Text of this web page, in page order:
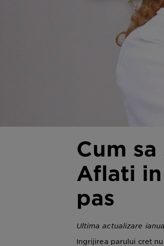
Cum
Aflati
pas
Ultima actualizare
Ingrijirea parului cret